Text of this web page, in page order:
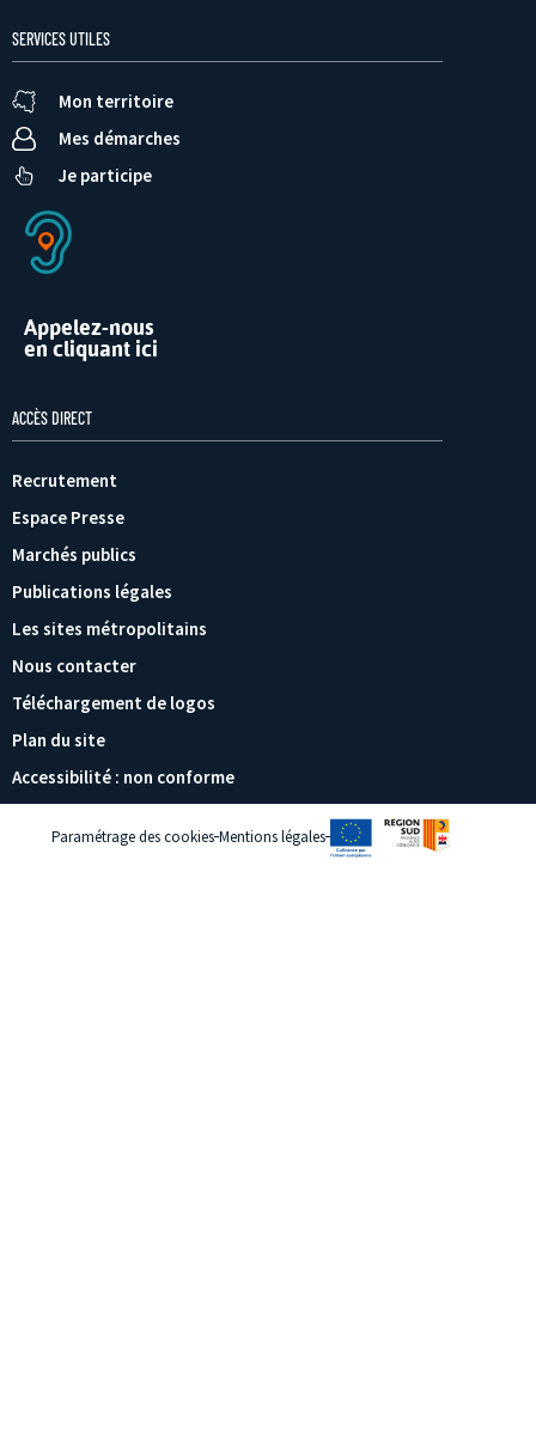
SERVICES UTILES
Mon territoire
Mes démarches
Je participe
Appelez-nous
en cliquant ici
ACCÈS DIRECT
Recrutement
Espace Presse
Marchés publics
Publications légales
Les sites métropolitains
Nous contacter
Téléchargement de logos
Plan du site
Accessibilité : non conforme
Paramétrage des cookies Mentions légales